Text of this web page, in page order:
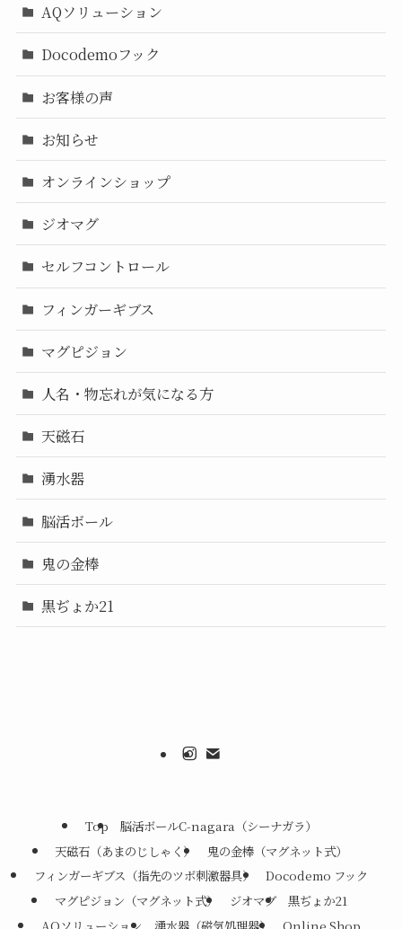
AQソリューション
Docodemoフック
お客様の声
お知らせ
オンラインショップ
ジオマグ
セルフコントロール
フィンガーギブス
マグピジョン
人名・物忘れが気になる方
天磁石
湧水器
脳活ボール
鬼の金棒
黒ぢょか21
Top
脳活ボールC-nagara（シーナガラ）
天磁石（あまのじしゃく）
鬼の金棒（マグネット式）
フィンガーギブス（指先のツボ刺激器具）
Docodemo フック
マグピジョン（マグネット式）
ジオマグ
黒ぢょか21
AQソリューション
湧水器（磁気処理器） Online Shop